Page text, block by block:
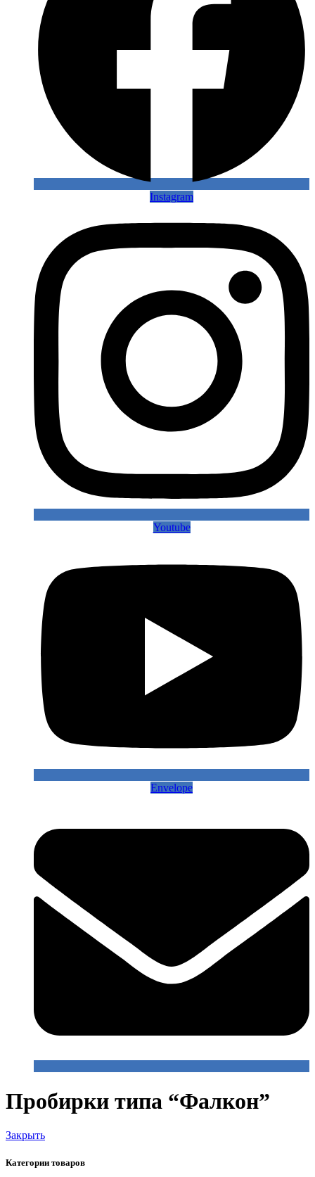
Instagram
Youtube
Envelope
Пробирки типа “Фалкон”
Закрыть
Категории товаров